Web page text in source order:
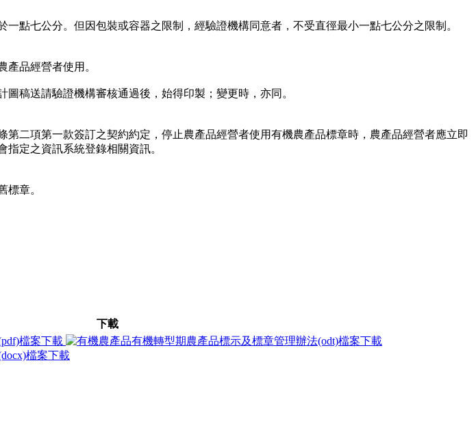
點七公分。但因包裝或容器之限制，經驗證機構同意者，不受直徑最小一點七公分之限制。
品經營者使用。
稿送請驗證機構審核通過後，始得印製；變更時，亦同。
二項第一款簽訂之契約約定，停止農產品經營者使用有機農產品標章時，農產品經營者應立即
定之資訊系統登錄相關資訊。
標章。
下載